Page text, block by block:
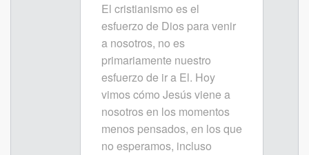
El cristianismo es el
esfuerzo de Dios para venir
a nosotros, no es
primariamente nuestro
esfuerzo de ir a El. Hoy
vimos cómo Jesús viene a
nosotros en los momentos
menos pensados, en los que
no esperamos, incluso